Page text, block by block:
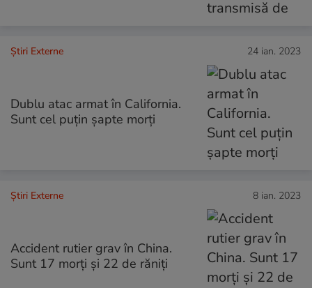
Știri Externe 24 ian. 2023
Dublu atac armat în California.
Sunt cel puțin șapte morți
Știri Externe 8 ian. 2023
Accident rutier grav în China.
Sunt 17 morţi şi 22 de răniţi